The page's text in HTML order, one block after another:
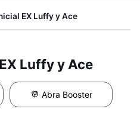
EX Luffy y Ace
Luffy y Ace
Abra Booster